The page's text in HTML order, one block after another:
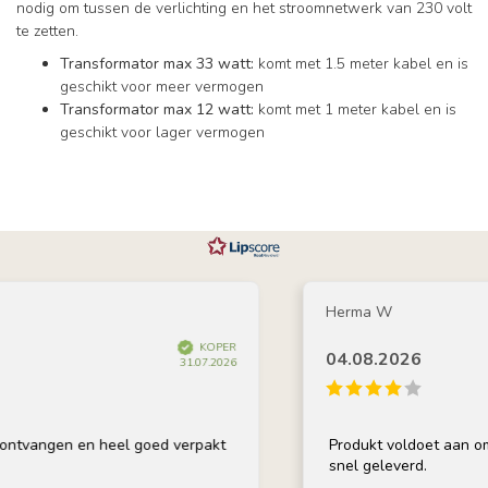
nodig om tussen de verlichting en het stroomnetwerk van 230 volt
te zetten.
Transformator max 33 watt: komt met 1.5 meter kabel en is
geschikt voor meer vermogen
Transformator max 12 watt: komt met 1 meter kabel en is
geschikt voor lager vermogen
KOPER
31.07.2026
en heel goed verpakt
Herma W
04.08.2026
Produkt voldoet aan
snel geleverd.